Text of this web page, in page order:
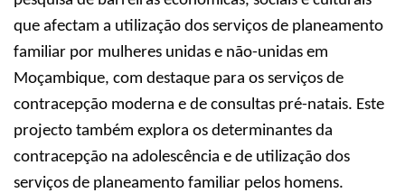
que afectam a utilização dos serviços de planeamento
familiar por mulheres unidas e não-unidas em
Moçambique, com destaque para os serviços de
contracepção moderna e de consultas pré-natais. Este
projecto também explora os determinantes da
contracepção na adolescência e de utilização dos
serviços de planeamento familiar pelos homens.